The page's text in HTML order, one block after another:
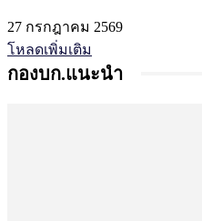
27 กรกฎาคม 2569
โหลดเพิ่มเติม
กองบก.แนะนำ